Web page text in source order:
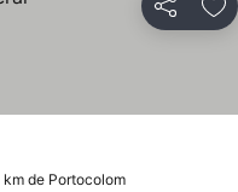
Partilhar
km de Portocolom